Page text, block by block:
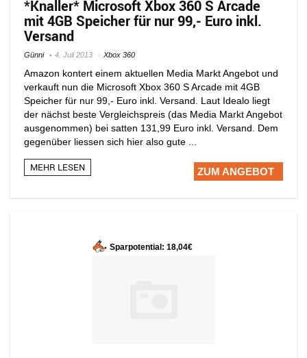
*Knaller* Microsoft Xbox 360 S Arcade
mit 4GB Speicher für nur 99,- Euro inkl.
Versand
Günni 4. Juli 2013 Xbox 360
Amazon kontert einem aktuellen Media Markt Angebot und
verkauft nun die Microsoft Xbox 360 S Arcade mit 4GB
Speicher für nur 99,- Euro inkl. Versand. Laut Idealo liegt
der nächst beste Vergleichspreis (das Media Markt Angebot
ausgenommen) bei satten 131,99 Euro inkl. Versand. Dem
gegenüber liessen sich hier also gute ...
MEHR LESEN ZUM ANGEBOT
Sparpotential: 18,04€